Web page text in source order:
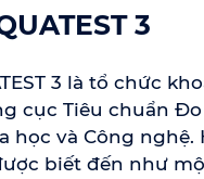
3
3 là tổ chức
cục Tiêu chuẩn
học và Công nghệ.
biết đến như